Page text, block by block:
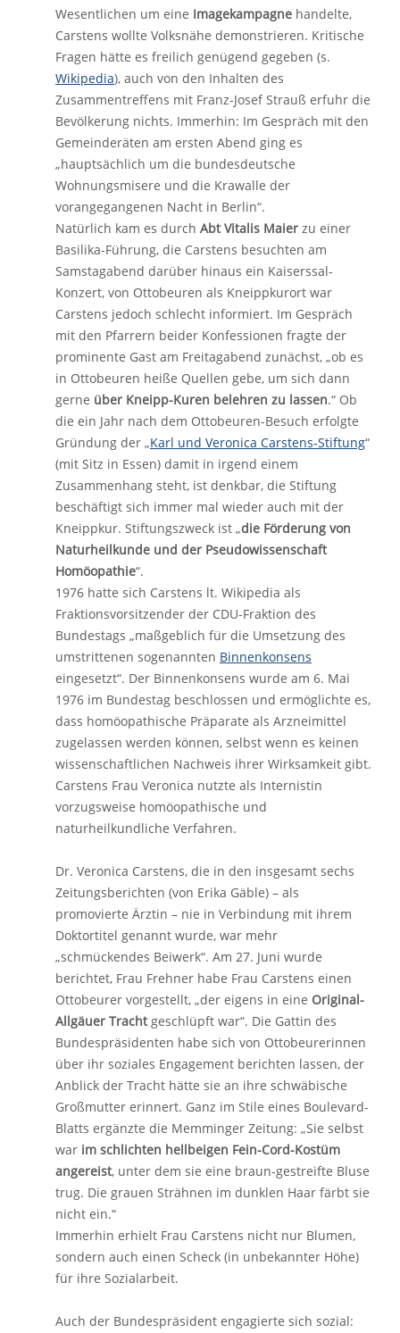
Wesentlichen um eine Imagekampagne handelte,
Carstens wollte Volksnähe demonstrieren. Kritische
Fragen hätte es freilich genügend gegeben (s.
Wikipedia), auch von den Inhalten des
Zusammentreffens mit Franz-Josef Strauß erfuhr die
Bevölkerung nichts. Immerhin: Im Gespräch mit den
Gemeinderäten am ersten Abend ging es
„hauptsächlich um die bundesdeutsche
Wohnungsmisere und die Krawalle der
vorangegangenen Nacht in Berlin“.
Natürlich kam es durch Abt Vitalis Maier zu einer
Basilika-Führung, die Carstens besuchten am
Samstagabend darüber hinaus ein Kaiserssal-
Konzert, von Ottobeuren als Kneippkurort war
Carstens jedoch schlecht informiert. Im Gespräch
mit den Pfarrern beider Konfessionen fragte der
prominente Gast am Freitagabend zunächst, „ob es
in Ottobeuren heiße Quellen gebe, um sich dann
gerne über Kneipp-Kuren belehren zu lassen.“ Ob
die ein Jahr nach dem Ottobeuren-Besuch erfolgte
Gründung der „Karl und Veronica Carstens-Stiftung“
(mit Sitz in Essen) damit in irgend einem
Zusammenhang steht, ist denkbar, die Stiftung
beschäftigt sich immer mal wieder auch mit der
Kneippkur. Stiftungszweck ist „die Förderung von
Naturheilkunde und der Pseudowissenschaft
Homöopathie“.
1976 hatte sich Carstens lt. Wikipedia als
Fraktionsvorsitzender der CDU-Fraktion des
Bundestags „maßgeblich für die Umsetzung des
umstrittenen sogenannten Binnenkonsens
eingesetzt“. Der Binnenkonsens wurde am 6. Mai
1976 im Bundestag beschlossen und ermöglichte es,
dass homöopathische Präparate als Arzneimittel
zugelassen werden können, selbst wenn es keinen
wissenschaftlichen Nachweis ihrer Wirksamkeit gibt.
Carstens Frau Veronica nutzte als Internistin
vorzugsweise homöopathische und
naturheilkundliche Verfahren.
Dr. Veronica Carstens, die in den insgesamt sechs
Zeitungsberichten (von Erika Gäble) – als
promovierte Ärztin – nie in Verbindung mit ihrem
Doktortitel genannt wurde, war mehr
„schmückendes Beiwerk“. Am 27. Juni wurde
berichtet, Frau Frehner habe Frau Carstens einen
Ottobeurer vorgestellt, „der eigens in eine Original-
Allgäuer Trachtgeschlüpft war“. Die Gattin des
Bundespräsidenten habe sich von Ottobeurerinnen
über ihr soziales Engagement berichten lassen, der
Anblick der Tracht hätte sie an ihre schwäbische
Großmutter erinnert. Ganz im Stile eines Boulevard-
Blatts ergänzte die Memminger Zeitung: „Sie selbst
war im schlichten hellbeigen Fein-Cord-Kostüm
angereist, unter dem sie eine braun-gestreifte Bluse
trug. Die grauen Strähnen im dunklen Haar färbt sie
nicht ein.“
Immerhin erhielt Frau Carstens nicht nur Blumen,
sondern auch einen Scheck (in unbekannter Höhe)
für ihre Sozialarbeit.
Auch der Bundespräsident engagierte sich sozial: